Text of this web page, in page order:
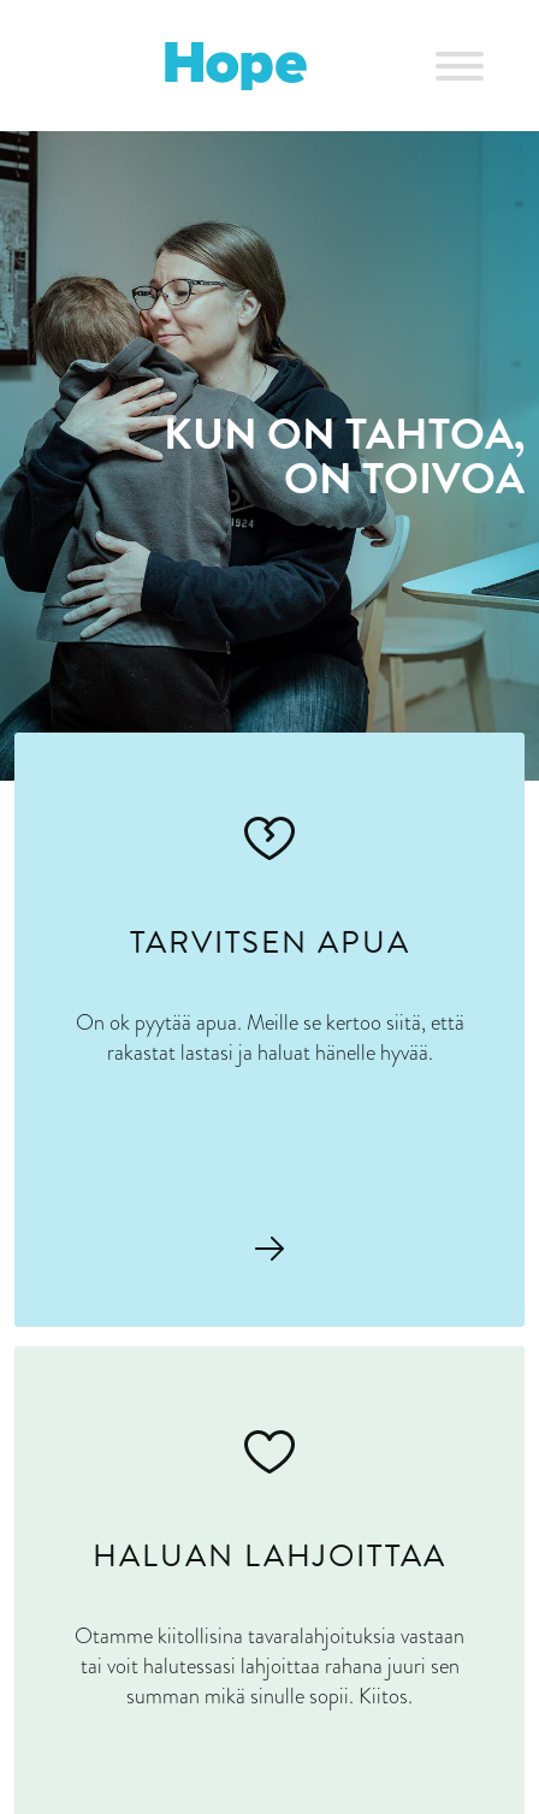
KUN ON TAHTOA,
ON TOIVOA
TARVITSEN APUA
On ok pyytää apua. Meille se kertoo siitä, että
rakastat lastasi ja haluat hänelle hyvää.
HALUAN LAHJOITTAA
Otamme kiitollisina tavaralahjoituksia vastaan
tai voit halutessasi lahjoittaa rahana juuri sen
summan mikä sinulle sopii. Kiitos.